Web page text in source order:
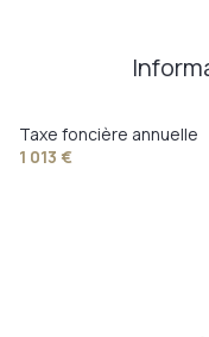
Taxe foncière annuelle
1 013 €